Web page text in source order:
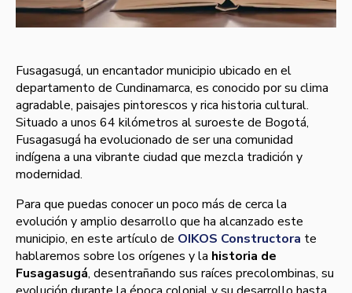
Fusagasugá, un encantador municipio ubicado en el
departamento de Cundinamarca, es conocido por su clima
agradable, paisajes pintorescos y rica historia cultural.
Situado a unos 64 kilómetros al suroeste de Bogotá,
Fusagasugá ha evolucionado de ser una comunidad
indígena a una vibrante ciudad que mezcla tradición y
modernidad.
Para que puedas conocer un poco más de cerca la
evolución y amplio desarrollo que ha alcanzado este
municipio, en este artículo de OIKOS Constructora te
hablaremos sobre los orígenes y la historia de
Fusagasugá, desentrañando sus raíces precolombinas, su